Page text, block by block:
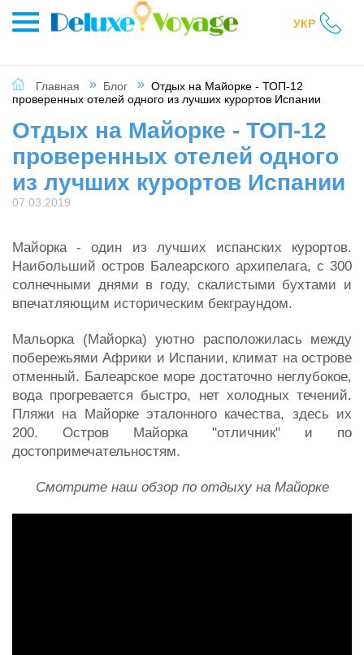
УКР
Главная Блог
Отдых на Майорке - ТОП-12
проверенных отелей одного из лучших курортов Испании
Отдых на Майорке - ТОП-12
проверенных отелей одного
из лучших курортов Испании
07.03.2019
Майорка - один из лучших испанских курортов.
Наибольший остров Балеарского архипелага, с 300
солнечными днями в году, скалистыми бухтами и
впечатляющим историческим бекграундом.
Мальорка (Майорка) уютно расположилась между
побережьями Африки и Испании, климат на острове
отменный. Балеарское море достаточно неглубокое,
вода прогревается быстро, нет холодных течений.
Пляжи на Майорке эталонного качества, здесь их
200. Остров Майорка "отличник" и по
достопримечательностям.
Смотрите наш обзор по отдыху на Майорке